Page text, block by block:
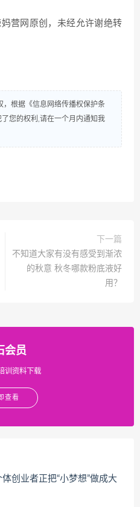
营网原创，未经允许谢绝转
，根据《信息网络传播权保护条
您的权利,请在一个月内通知我
下一篇
不知道大家有没有感受到渐浓
的秋意 秋冬哪款粉底液好
用？
会员
训资料下载
查看
创业者正把“小梦想”做成大